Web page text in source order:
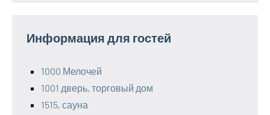
Информация для гостей
1000 Мелочей
1001 дверь, торговый дом
1515, сауна